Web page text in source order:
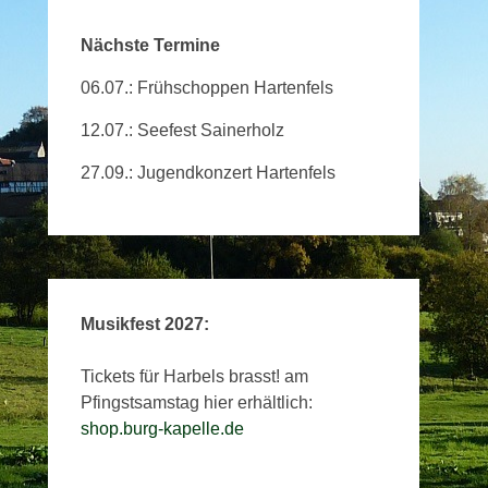
Nächste Termine
06.07.: Frühschoppen Hartenfels
12.07.: Seefest Sainerholz
27.09.: Jugendkonzert Hartenfels
Musikfest 2027:
Tickets für Harbels brasst! am
Pfingstsamstag hier erhältlich:
shop.burg-kapelle.de